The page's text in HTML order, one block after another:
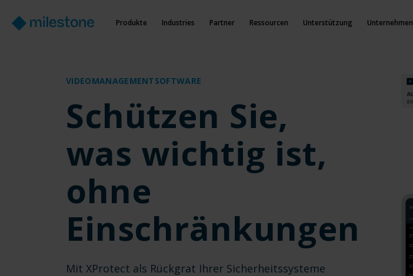
Produkte Industries Partner Ressourcen Unterstützung Unternehmen
VIDEOMANAGEMENTSOFTWARE
Schützen Sie,
was wichtig ist,
ohne
Einschränkungen
Mit XProtect als Rückgrat Ihrer Sicherheitssysteme